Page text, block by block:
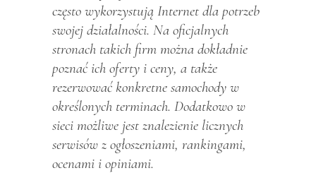
często wykorzystują Internet dla potrzeb
swojej działalności. Na oficjalnych
stronach takich firm można dokładnie
poznać ich oferty i ceny, a także
rezerwować konkretne samochody w
określonych terminach. Dodatkowo w
sieci możliwe jest znalezienie licznych
serwisów z ogłoszeniami, rankingami,
ocenami i opiniami.